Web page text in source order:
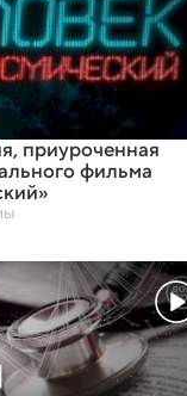
,приуроченная
фильма